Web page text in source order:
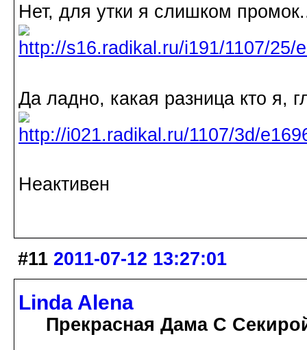
Нет, для утки я слишком
Да ладно, какая разница кто я,
Неактивен
#11 2011-07-12 13:27:01
Linda Alena
Прекрасная Дама С